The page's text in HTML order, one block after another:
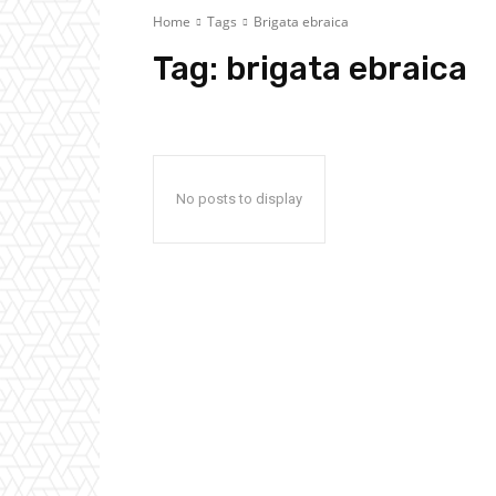
Home Tags Brigata ebraica
Tag: brigata ebraica
No posts to display